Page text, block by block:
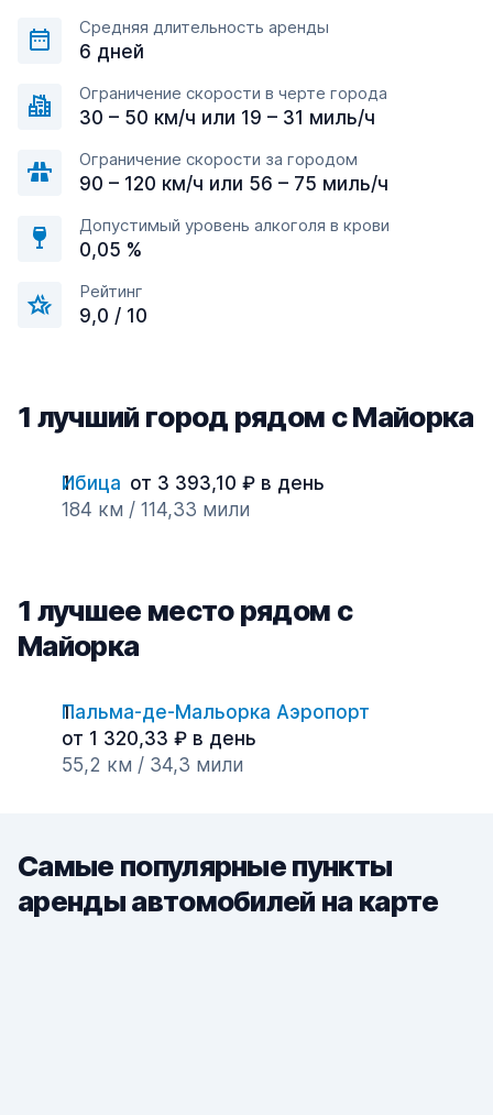
Средняя длительность аренды
6 дней
Ограничение скорости в черте города
30 – 50 км/ч или 19 – 31 миль/ч
Ограничение скорости за городом
90 – 120 км/ч или 56 – 75 миль/ч
Допустимый уровень алкоголя в крови
0,05 %
Рейтинг
9,0 / 10
1 лучший город рядом с Майорка
Ибица от 3 393,10 ₽ в день
184 км / 114,33 мили
1 лучшее место рядом с
Майорка
Пальма-де-Мальорка Аэропорт
от 1 320,33 ₽ в день
55,2 км / 34,3 мили
Самые популярные пункты
аренды автомобилей на карте